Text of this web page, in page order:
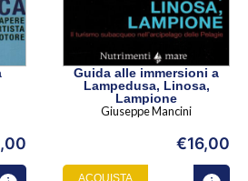
Guida alle immersioni a
Lampedusa, Linosa,
Lampione
Giuseppe Mancini
€16,00
ACQUISTA